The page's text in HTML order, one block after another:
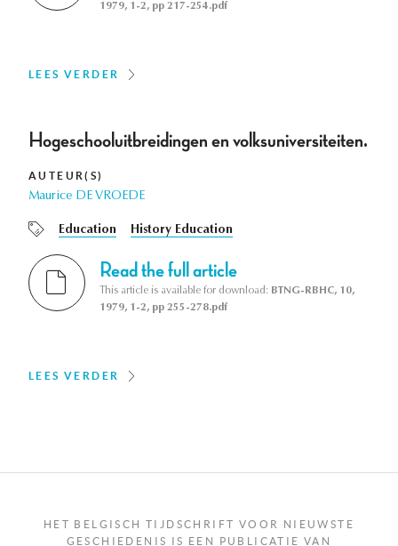
1979, 1-2, pp 217-254.pdf
LEES VERDER
Hogeschooluitbreidingen en volksuniversiteiten.
AUTEUR(S)
Maurice DE VROEDE
Education History Education
Read the full article
This article is available for download: BTNG-RBHC, 10,
1979, 1-2, pp 255-278.pdf
LEES VERDER
HET BELGISCH TIJDSCHRIFT VOOR NIEUWSTE
GESCHIEDENIS IS EEN PUBLICATIE VAN